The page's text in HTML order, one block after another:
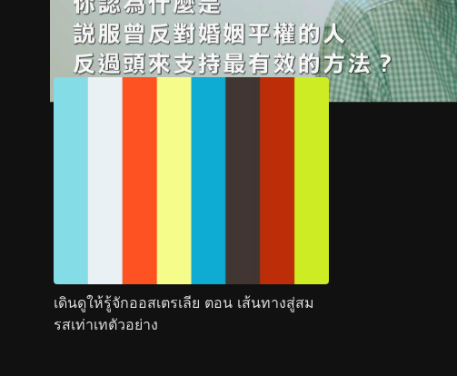
ตัวอย่าง ภาพนิ่ง เนื้อหาที่แนะนำ รายละเอียด
เดินดูให้รู้จักออสเตรเลีย ตอน เส้นทางสู่สม
รสเท่าเทตัวอย่าง